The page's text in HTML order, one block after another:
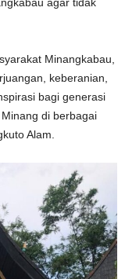
Minangkabau,
keberanian,
bagi generasi
di berbagai
Alam.